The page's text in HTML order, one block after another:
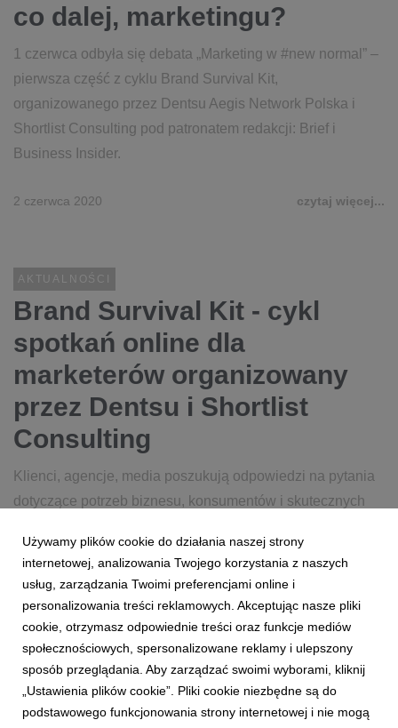
co dalej, marketingu?
1 czerwca odbyła się debata „Marketing w #new normal” –
pierwsza część z cyklu Brand Survival Kit,
organizowanego przez Dentsu Aegis Network Polska i
Shortlist Consulting pod patronatem redakcji: Brief i
Business Insider.
2 czerwca 2020 czytaj więcej...
AKTUALNOŚCI
Brand Survival Kit - cykl
spotkań online dla
marketerów organizowany
przez Dentsu i Shortlist
Consulting
Klienci, agencje, media poszukują odpowiedzi na pytania
dotyczące potrzeb biznesu, konsumentów i skutecznych
marki. Grupa Dentsu i Shortlist Consulting organizują cykl
28 maja 2020 czytaj więcej...
Używamy plików cookie do działania naszej strony
internetowej, analizowania Twojego korzystania z naszych
usług, zarządzania Twoimi preferencjami online i
personalizowania treści reklamowych. Akceptując nasze pliki
cookie, otrzymasz odpowiednie treści oraz funkcje mediów
społecznościowych, spersonalizowane reklamy i ulepszony
sposób przeglądania. Aby zarządzać swoimi wyborami, kliknij
„Ustawienia plików cookie”. Pliki cookie niezbędne są do
podstawowego funkcjonowania strony internetowej i nie mogą